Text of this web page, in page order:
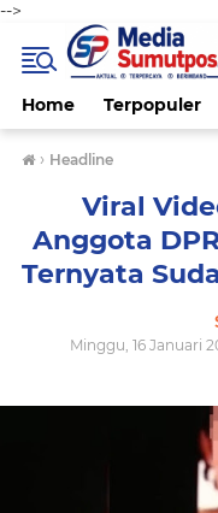
-->
Home Terpopuler
› Headline
Viral
Anggota
Ternyata
Minggu, 16 Januari